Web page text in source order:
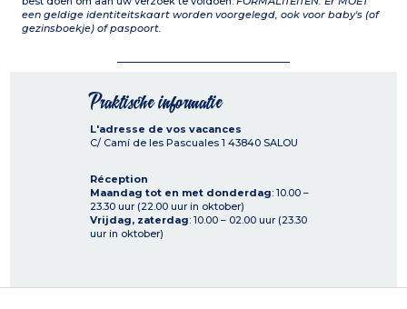
een geldige identiteitskaart worden voorgelegd, ook voor baby's (of
gezinsboekje) of paspoort.
Praktische informatie
L'adresse de vos vacances
C/ Camí de les Pascuales 1 43840 SALOU
Réception
Maandag tot en met donderdag: 10.00 –
23.30 uur (22.00 uur in oktober)
Vrijdag, zaterdag: 10.00 – 02.00 uur (23.30
uur in oktober)